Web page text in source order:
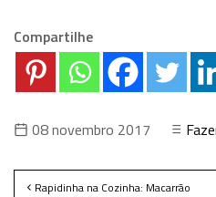
Compartilhe
08 novembro 2017
Rapidinha na Cozinha: Macarrão